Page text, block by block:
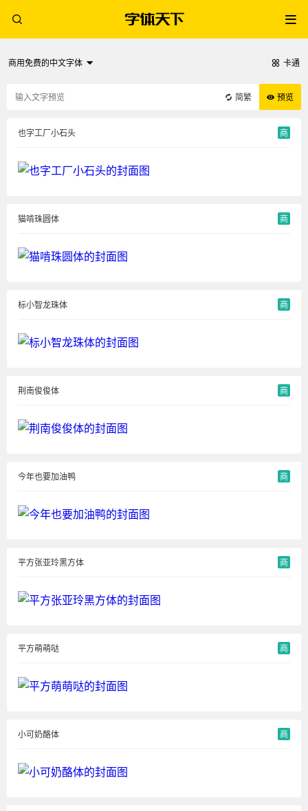
商用免费的中文字体 卡通
简繁 预览
也字工厂小石头 商
猫啃珠圆体 商
标小智龙珠体 商
荆南俊俊体 商
今年也要加油鸭 商
平方张亚玲黑方体 商
平方萌萌哒 商
小可奶酪体 商